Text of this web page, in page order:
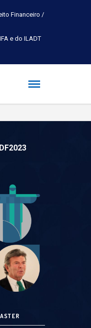
Financeiro /
e do ILADT
2026.2 DA PÓS-